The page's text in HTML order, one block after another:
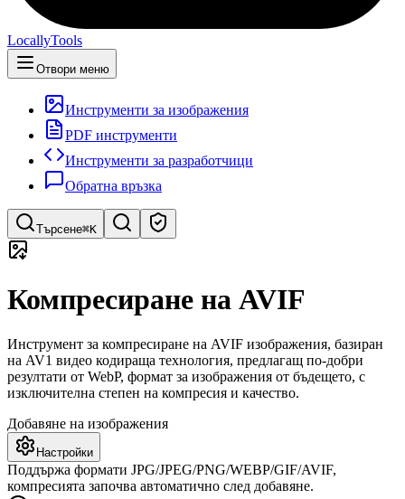
LocallyTools
Отвори меню
Инструменти за изображения
PDF инструменти
Инструменти за разработчици
Обратна връзка
Търсене⌘K
Търсене на инструменти
Бързо търсене на инструменти
Компресиране на AVIF
Инструмент за компресиране на AVIF изображения, базиран
на AV1 видео кодираща технология, предлагащ по-добри
резултати от WebP, формат за изображения от бъдещето, с
изключителна степен на компресия и качество.
Добавяне на изображения
Настройки
Поддържа формати JPG/JPEG/PNG/WEBP/GIF/AVIF,
компресията започва автоматично след добавяне.